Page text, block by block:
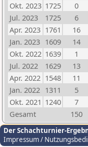
Okt. 2023 1725 0
Jul. 2023
1725 6
Apr. 2023 1761 16
Jan. 2023 1609 14
Okt. 2022 1639 1
Jul. 2022
1629 13
Apr. 2022 1548 11
Jan. 2022 1311 5
Okt. 2021 1240 7
Gesamt
150
Der Schachturnier-
Impressum /